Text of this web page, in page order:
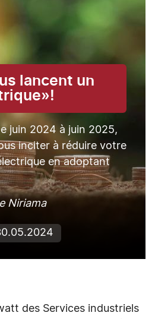
lancent un
juin 2024 à juin 2025,
inciter à réduire votre
en adoptant
Niriama
des Services industriels